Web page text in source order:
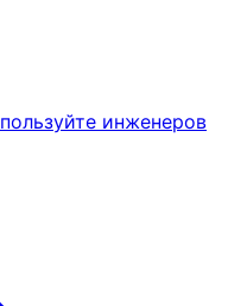
инженеров